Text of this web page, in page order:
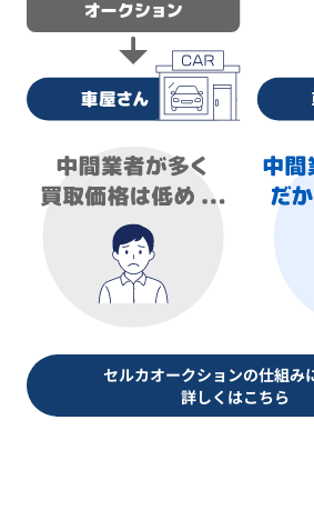
セルカオークションの仕組み
詳しくはこちら